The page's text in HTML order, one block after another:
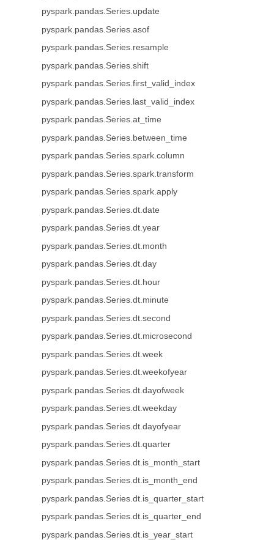
pyspark.pandas.Series.update
pyspark.pandas.Series.asof
pyspark.pandas.Series.resample
pyspark.pandas.Series.shift
pyspark.pandas.Series.first_valid_index
pyspark.pandas.Series.last_valid_index
pyspark.pandas.Series.at_time
pyspark.pandas.Series.between_time
pyspark.pandas.Series.spark.column
pyspark.pandas.Series.spark.transform
pyspark.pandas.Series.spark.apply
pyspark.pandas.Series.dt.date
pyspark.pandas.Series.dt.year
pyspark.pandas.Series.dt.month
pyspark.pandas.Series.dt.day
pyspark.pandas.Series.dt.hour
pyspark.pandas.Series.dt.minute
pyspark.pandas.Series.dt.second
pyspark.pandas.Series.dt.microsecond
pyspark.pandas.Series.dt.week
pyspark.pandas.Series.dt.weekofyear
pyspark.pandas.Series.dt.dayofweek
pyspark.pandas.Series.dt.weekday
pyspark.pandas.Series.dt.dayofyear
pyspark.pandas.Series.dt.quarter
pyspark.pandas.Series.dt.is_month_start
pyspark.pandas.Series.dt.is_month_end
pyspark.pandas.Series.dt.is_quarter_start
pyspark.pandas.Series.dt.is_quarter_end
pyspark.pandas.Series.dt.is_year_start